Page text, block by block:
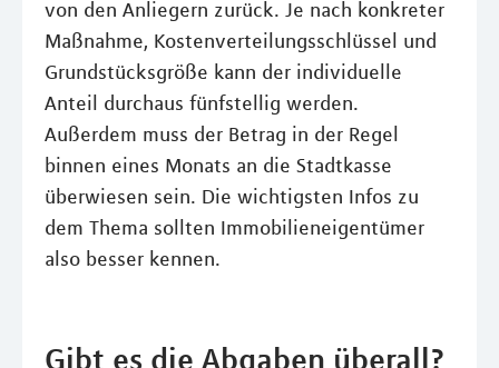
von den Anliegern zurück. Je nach konkreter
Maßnahme, Kostenverteilungsschlüssel und
Grundstücksgröße kann der individuelle
Anteil durchaus fünfstellig werden.
Außerdem muss der Betrag in der Regel
binnen eines Monats an die Stadtkasse
überwiesen sein. Die wichtigsten Infos zu
dem Thema sollten Immobilieneigentümer
also besser kennen.
Gibt es die Abgaben überall?